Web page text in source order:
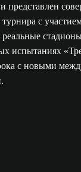
представлен
с
испытаниях
с новыми